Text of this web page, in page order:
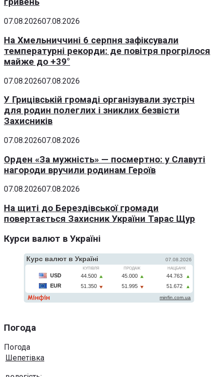
07.08.202607.08.2026
На Хмельниччині 6 серпня зафіксували
температурні рекорди: де повітря прогрілося
майже до +39°
07.08.202607.08.2026
У Грицівській громаді організували зустріч
для родин полеглих і зниклих безвісти
Захисників
07.08.202607.08.2026
Орден «За мужність» — посмертно: у Славуті
нагороди вручили родинам Героїв
07.08.202607.08.2026
На щиті до Берездівської громади
повертається Захисник України Тарас Щур
Курси валют в Україні
Погода
Погода
Шепетівка